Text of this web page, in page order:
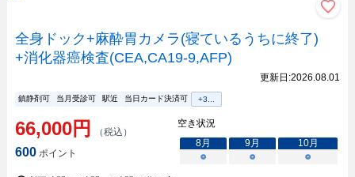
全身ドック+麻酔胃カメラ(寝ているうちに終了)
+消化器癌検査(CEA,CA19-9,AFP)
更新日:2026.08.01
鎮静剤可 当月受診可 駅近 当日カード決済可 +3...
66,000円 （税込）
600ポイント
空き状況
8月 9月 10月
○
○ ○